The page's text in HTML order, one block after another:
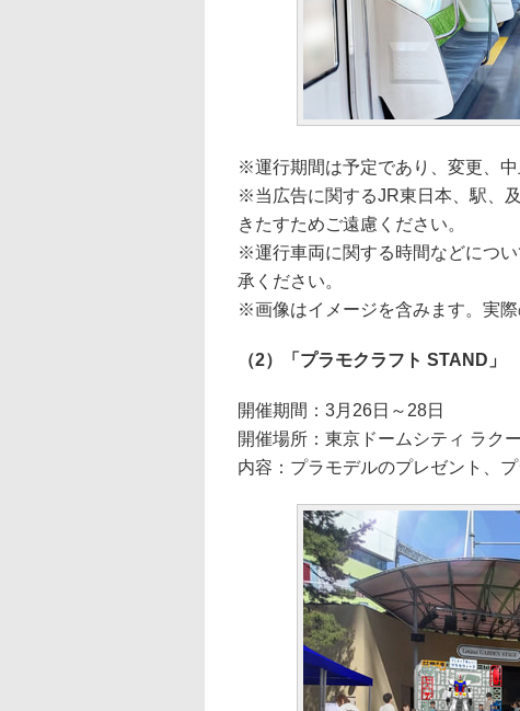
※運行期間は予定であり、変更、中
※当広告に関するJR東日本、駅、
きたすためご遠慮ください。
※運行車両に関する時間などにつ
承ください。
※画像はイメージを含みます。実際
（2）「プラモクラフト STAND」
開催期間：3月26日～28日
開催場所：東京ドームシティ ラク
内容：プラモデルのプレゼント、